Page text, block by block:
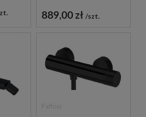
889,00 zł szt.